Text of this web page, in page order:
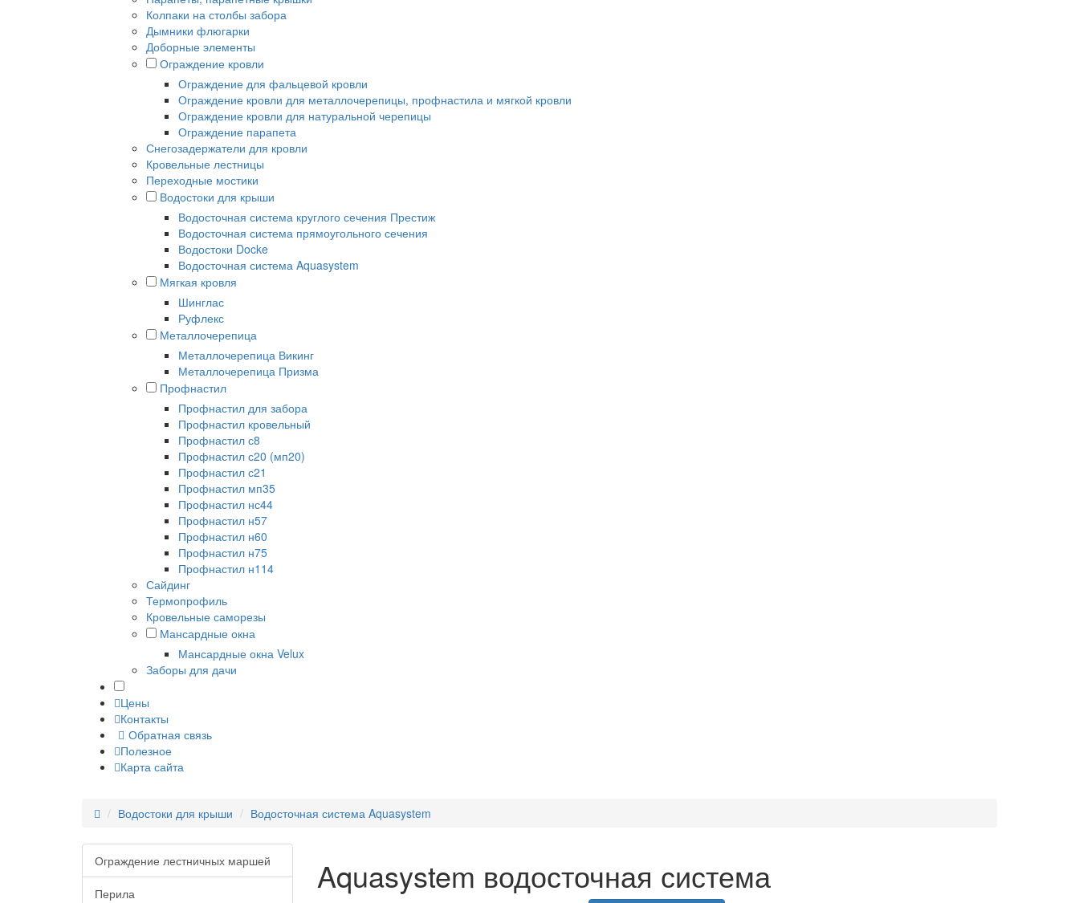
Колпаки на столбы забора
Дымники флюгарки
Доборные элементы
Ограждение кровли
Ограждение для фальцевой кровли
Ограждение кровли для металлочерепицы, профнастила и мягкой кровли
Ограждение кровли для натуральной черепицы
Ограждение парапета
Снегозадержатели для кровли
Кровельные лестницы
Переходные мостики
Водостоки для крыши
Водосточная система круглого сечения Престиж
Водосточная система прямоугольного сечения
Водостоки Docke
Водосточная система Aquasystem
Мягкая кровля
Шинглас
Руфлекс
Металлочерепица
Металлочерепица Викинг
Металлочерепица Призма
Профнастил
Профнастил для забора
Профнастил кровельный
Профнастил с8
Профнастил с20 (мп20)
Профнастил с21
Профнастил мп35
Профнастил нс44
Профнастил н57
Профнастил н60
Профнастил н75
Профнастил н114
Сайдинг
Термопрофиль
Кровельные саморезы
Мансардные окна
Мансардные окна Velux
Заборы для дачи
Цены
Контакты
Обратная связь
Полезное
Карта сайта
Водостоки для крыши Водосточная система Aquasystem
Ограждение лестничных маршей
Перила Aquasystem водосточная система